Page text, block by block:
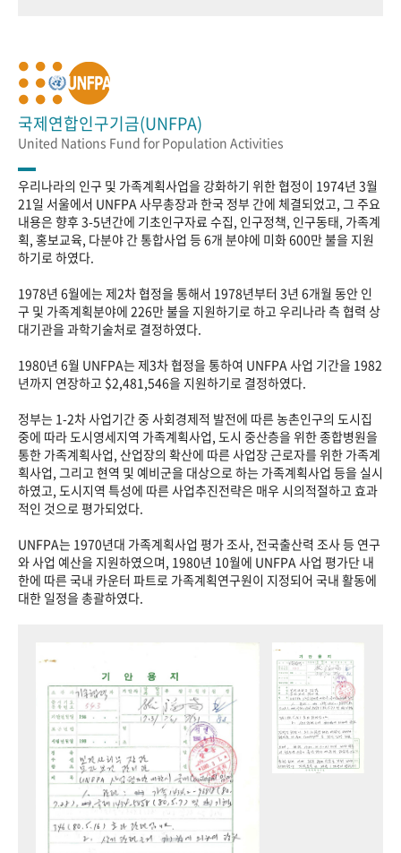
국제연합인구기금(UNFPA)
United Nations Fund for Population Activities
우리나라의 인구 및 가족계획사업을 강화하기 위한 협정이 1974년 3월
21일 서울에서 UNFPA 사무총장과 한국 정부 간에 체결되었고, 그 주요
내용은 향후 3-5년간에 기초인구자료 수집, 인구정책, 인구동태, 가족계
획, 홍보교육, 다분야 간 통합사업 등 6개 분야에 미화 600만 불을 지원
하기로 하였다.
1978년 6월에는 제2차 협정을 통해서 1978년부터 3년 6개월 동안 인
구 및 가족계획분야에 226만 불을 지원하기로 하고 우리나라 측 협력 상
대기관을 과학기술처로 결정하였다.
1980년 6월 UNFPA는 제3차 협정을 통하여 UNFPA 사업 기간을 1982
년까지 연장하고 $2,481,546을 지원하기로 결정하였다.
정부는 1-2차 사업기간 중 사회경제적 발전에 따른 농촌인구의 도시집
중에 따라 도시영세지역 가족계획사업, 도시 중산층을 위한 종합병원을
통한 가족계획사업, 산업장의 확산에 따른 사업장 근로자를 위한 가족계
획사업, 그리고 현역 및 예비군을 대상으로 하는 가족계획사업 등을 실시
하였고, 도시지역 특성에 따른 사업추진전략은 매우 시의적절하고 효과
적인 것으로 평가되었다.
UNFPA는 1970년대 가족계획사업 평가 조사, 전국출산력 조사 등 연구
와 사업 예산을 지원하였으며, 1980년 10월에 UNFPA 사업 평가단 내
한에 따른 국내 카운터 파트로 가족계획연구원이 지정되어 국내 활동에
대한 일정을 총괄하였다.